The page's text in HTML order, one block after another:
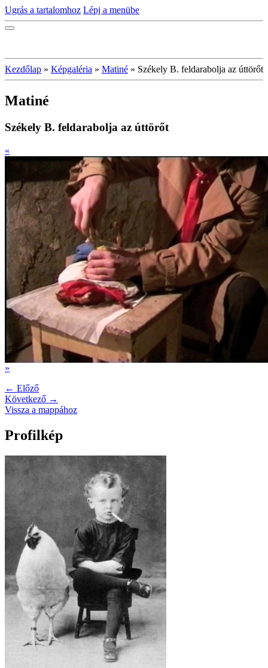
Ugrás a tartalomhoz Lépj a menübe
Kezdőlap » Képgaléria » Matiné » Székely B. feldarabolja az úttörőt
Matiné
Székely B. feldarabolja az úttörőt
«
»
← Előző
Következő →
Vissza a mappához
Profilkép